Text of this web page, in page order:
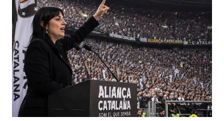
hombres, y si es respaldada por la ley natural?". Jean
Jacques escribió entonces el Discurso sobre el origen y los
fundamentos de la desigualdad entre los hombres , que le
convirtió enseguida en una celebrity en toda Europa. Para
Rousseau, la sociedad civil es una trampa perpetuada por
los poderosos sobre los débiles, de modo que puedan
conservar su poder y riqueza. Muchas veces creo que se
debería releer a Rousseau, sobr...